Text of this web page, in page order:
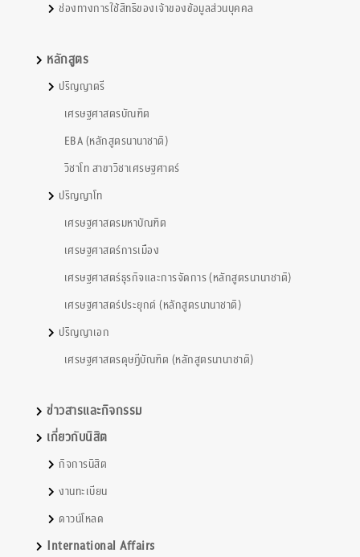
ช่องทางการใช้สิทธิของเจ้าของข้อมูลส่วนบุคคล
หลักสูตร
ปริญญาตรี
เศรษฐศาสตรบัณฑิต
EBA (หลักสูตรนานาชาติ)
วิชาโท สาขาวิชาเศรษฐศาตร์
ปริญญาโท
เศรษฐศาสตรมหาบัณฑิต
เศรษฐศาสตร์การเมือง
เศรษฐศาสตร์ธุรกิจและการจัดการ (หลักสูตรนานาชาติ)
เศรษฐศาสตร์ประยุกต์ (หลักสูตรนานาชาติ)
ปริญญาเอก
เศรษฐศาสตรดุษฎีบัณฑิต (หลักสูตรนานาชาติ)
ข่าวสารและกิจกรรม
เกี่ยวกับนิสิต
กิจการนิสิต
งานทะเบียน
ดาวน์โหลด
International Affairs